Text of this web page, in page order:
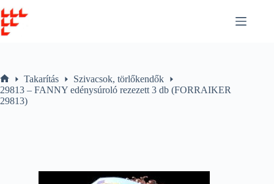
to
content
Home
Takarítás
Szivacsok, törlőkendők
29813 – FANNY edénysúroló rezezett 3 db (FORRAIKER
29813)